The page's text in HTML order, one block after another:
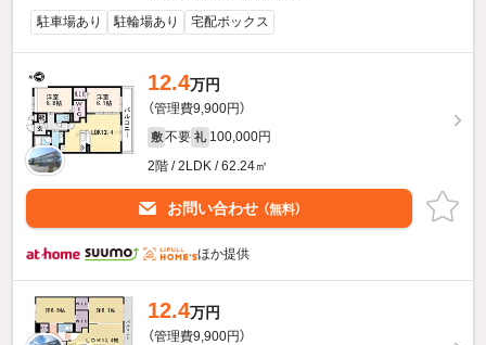
駐車場あり
駐輪場あり 宅配ボックス
12.4万円
（管理費9,900円）
敷 不要 礼 100,000円
2階 / 2LDK / 62.24㎡
お問い合わせ （無料）
ほか提供
12.4万円
（管理費9,900円）